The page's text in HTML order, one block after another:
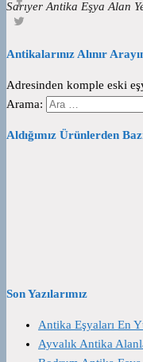
Sarıyer Antika Eşya Alan
Antikalarınız Alınır
Adresinden komple eski
Arama:
Aldığımız Ürünlerden
Son Yazılarımız
Antika Eşyaları En
Ayvalık Antika